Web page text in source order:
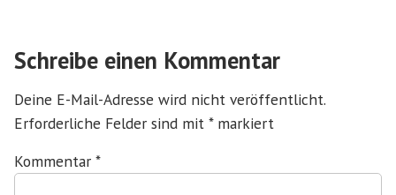
Schreibe einen Kommentar
Deine E-Mail-Adresse wird nicht veröffentlicht.
Erforderliche Felder sind mit *markiert
Kommentar *